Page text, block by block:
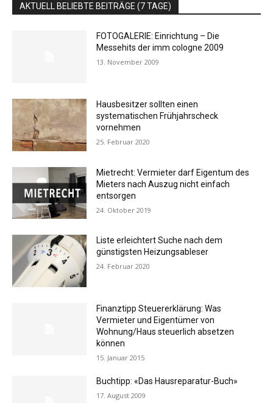
AKTUELL BELIEBTE BEITRÄGE (7 TAGE)
FOTOGALERIE: Einrichtung – Die
Messehits der imm cologne 2009
13. November 2009
Hausbesitzer sollten einen
systematischen Frühjahrscheck
vornehmen
25. Februar 2020
Mietrecht: Vermieter darf Eigentum des
Mieters nach Auszug nicht einfach
entsorgen
24. Oktober 2019
Liste erleichtert Suche nach dem
günstigsten Heizungsableser
24. Februar 2020
Finanztipp Steuererklärung: Was
Vermieter und Eigentümer von
Wohnung/Haus steuerlich absetzen
können
15. Januar 2015
Buchtipp: «Das Hausreparatur-Buch»
17. August 2009